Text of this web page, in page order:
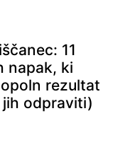
11
napak, ki
rezultat
odpraviti)